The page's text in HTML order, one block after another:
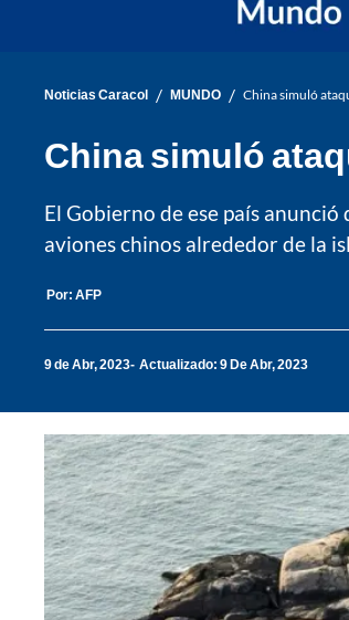
Noticias Caracol / MUNDO / China simuló
China simuló
El Gobierno de ese país
aviones chinos alrededor de la
Por: AFP
9 de Abr, 2023 Actualizado: 9 De Abr, 2023